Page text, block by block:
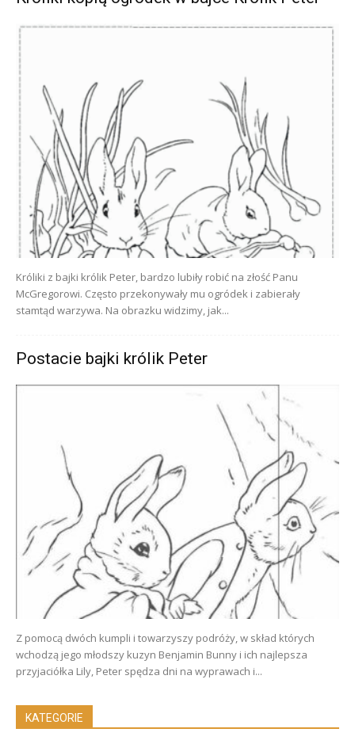
Króliki z bajki królik Peter, bardzo lubiły robić na złość Panu
McGregorowi. Często przekonywały mu ogródek i zabierały
stamtąd warzywa. Na obrazku widzimy, jak...
Postacie bajki królik Peter
Z pomocą dwóch kumpli i towarzyszy podróży, w skład których
wchodzą jego młodszy kuzyn Benjamin Bunny i ich najlepsza
przyjaciółka Lily, Peter spędza dni na wyprawach i...
KATEGORIE